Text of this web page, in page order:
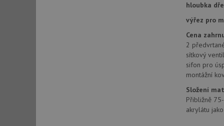
hloubka
výřez pro
Cena
2
sítkový
sifon pro
montážní
Složení
Přibližně
akrylátu
_gcl_au
__Secure-